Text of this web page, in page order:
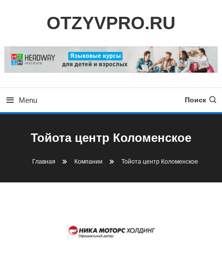
OTZYVPRO.RU
Menu Поиск
Тойота центр Коломенское
Главная Компании Тойота центр Коломенское